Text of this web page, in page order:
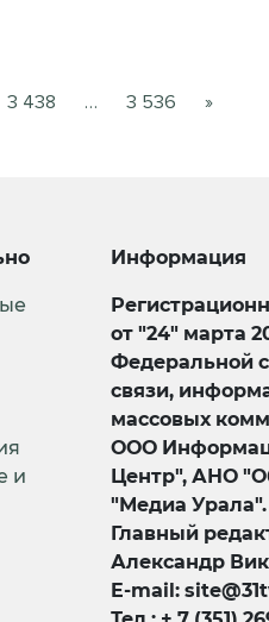
3 438 … 3 536 »
и
Информация
от "24" марта
Федеральной
связи,
массовых
ООО
Центр", АНО
"Медиа Урала".
Главный
Александр
E-mail: